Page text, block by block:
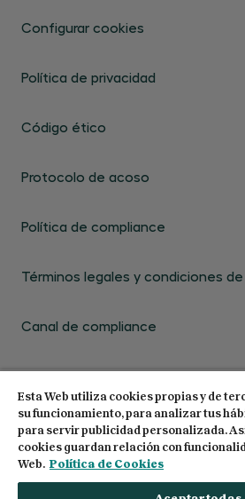
Configurar cookies
Política de privacidad
Código ético
Protocolo de acoso
Política de compliance
Términos legales y condiciones
Canal de compliance
© 2026 Centro de Estudios
derechos reservados
Esta Web utiliza cookies propias y de
su funcionamiento, para analizar tus
para servir publicidad personalizada.
cookies guardan relación con
Web. Política de Cookies